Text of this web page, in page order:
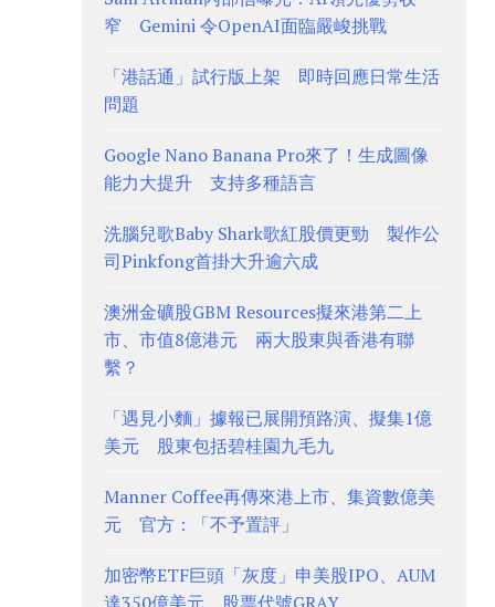
窄 Gemini 令OpenAI面臨嚴峻挑戰
「港話通」試行版上架 即時回應日常生活
問題
Google Nano Banana Pro來了！生成圖像
能力大提升 支持多種語言
洗腦兒歌Baby Shark歌紅股價更勁 製作公
司Pinkfong首掛大升逾六成
澳洲金礦股GBM Resources擬來港第二上
市、市值8億港元 兩大股東與香港有聯
繫？
「遇見小麵」據報已展開預路演、擬集1億
美元 股東包括碧桂園九毛九
Manner Coffee再傳來港上市、集資數億美
元 官方：「不予置評」
加密幣ETF巨頭「灰度」申美股IPO、AUM